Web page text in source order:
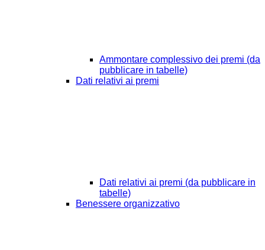
Ammontare complessivo dei premi (da
pubblicare in tabelle)
Dati relativi ai premi
Dati relativi ai premi (da pubblicare in
tabelle)
Benessere organizzativo